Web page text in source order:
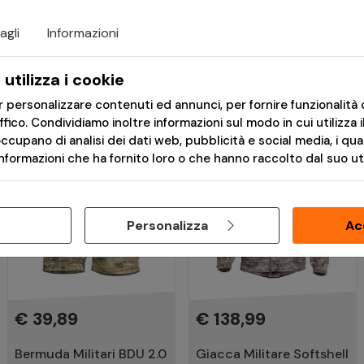
€ 39,89
Bermuda Militari BDU 2.0
€ 138,99
Giacca Militare Softshell
Informazioni
i cookie
personalizzare contenuti ed annunci, per fornire funzionalità
Condividiamo inoltre informazioni sul modo in cui utilizza
di analisi dei dati web, pubblicità e social media, i
che ha fornito loro o che hanno raccolto dal suo
Personalizza